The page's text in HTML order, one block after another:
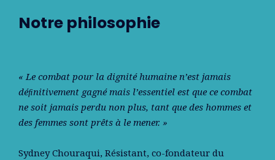
Notre philosophie
« Le combat pour la dignité humaine n’est jamais
déﬁnitivement gagné mais l’essentiel est que ce combat
ne soit jamais perdu non plus, tant que des hommes et
des femmes sont prêts à le mener. »
Sydney Chouraqui, Résistant, co-fondateur du